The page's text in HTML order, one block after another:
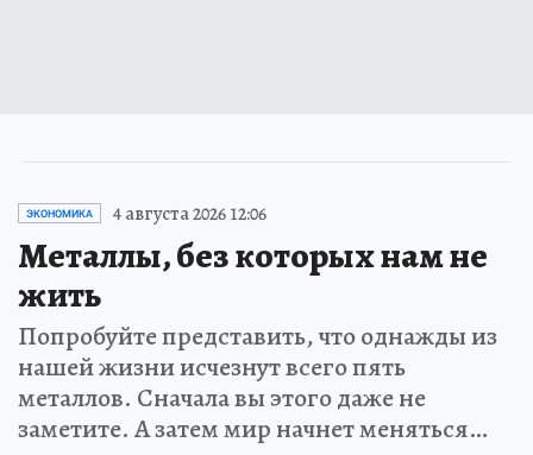
ЭКОНОМИКА 4 августа 2026 12:06
Металлы, без которых нам не
жить
Попробуйте представить, что однажды из
нашей жизни исчезнут всего пять
металлов. Сначала вы этого даже не
заметите. А затем мир начнет меняться…